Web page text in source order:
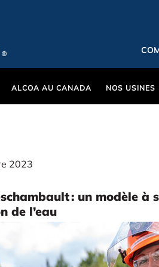
ALCOA AU CANADA NOS USINES
2023
: un modèle à
de l’eau